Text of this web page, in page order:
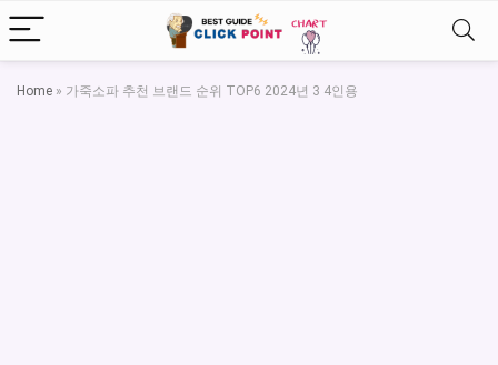
Home » 가죽소파 추천 브랜드 순위 TOP6 2024년 3 4인용